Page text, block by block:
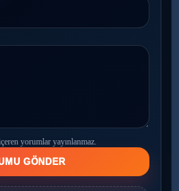
yorumlar yayınlanmaz.
GÖNDER